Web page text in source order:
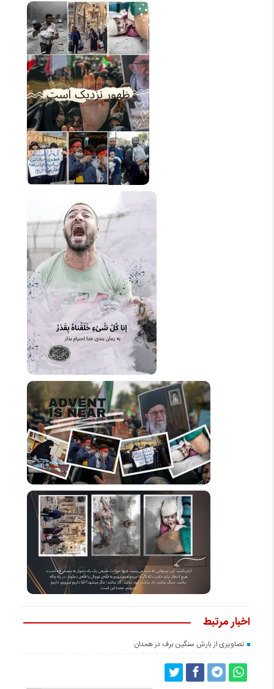
اخبار مرتبط
تصاویری از بارش سنگین برف در همدان